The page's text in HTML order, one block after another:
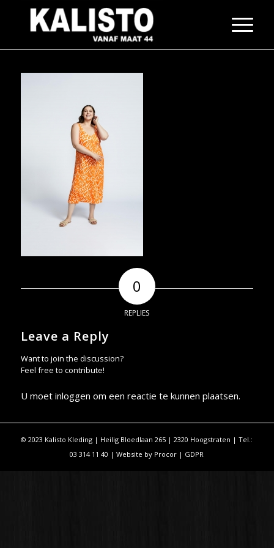
0
REPLIES
Leave a Reply
Want to join the discussion?
Feel free to contribute!
U moet inloggen om een reactie te kunnen plaatsen.
© 2023 Kalisto Kleding | Heilig Bloedlaan 265 | 2320 Hoogstraten | Tel.:
03 314 11 40 | Website by Procor | GDPR